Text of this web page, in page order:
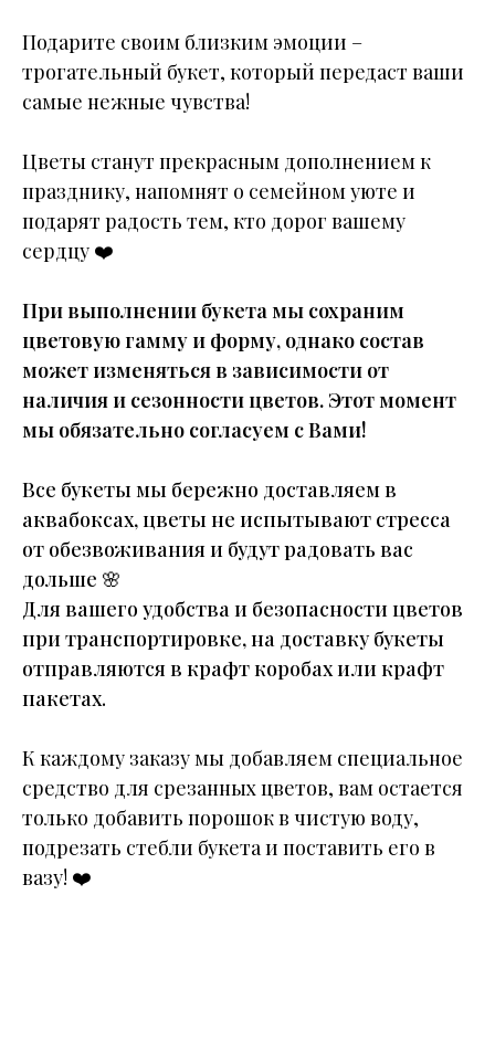
Подарите своим близким эмоции –
трогательный букет, который передаст ваши
самые нежные чувства!
Цветы станут прекрасным дополнением к
празднику, напомнят о семейном уюте и
подарят радость тем, кто дорог вашему
сердцу ❤️
При выполнении букета мы сохраним
цветовую гамму и форму, однако состав
может изменяться в зависимости от
наличия и сезонности цветов. Этот момент
мы обязательно согласуем с Вами!
Все букеты мы бережно доставляем в
аквабоксах, цветы не испытывают стресса
от обезвоживания и будут радовать вас
дольше 🌸
Для вашего удобства и безопасности цветов
при транспортировке, на доставку букеты
отправляются в крафт коробах или крафт
пакетах.
К каждому заказу мы добавляем специальное
средство для срезанных цветов, вам остается
только добавить порошок в чистую воду,
подрезать стебли букета и поставить его в
вазу! ❤️